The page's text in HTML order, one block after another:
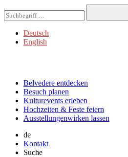
Deutsch
English
Belvedere entdecken
Besuch planen
Kulturevents erleben
Hochzeiten & Feste feiern
Ausstellungenwirken lassen
de
Kontakt
Suche